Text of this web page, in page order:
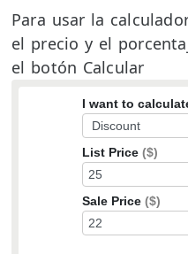
Para usar la
el precio y el
el botón Calcular
I want to
List Price ($)
Sale Price ($)